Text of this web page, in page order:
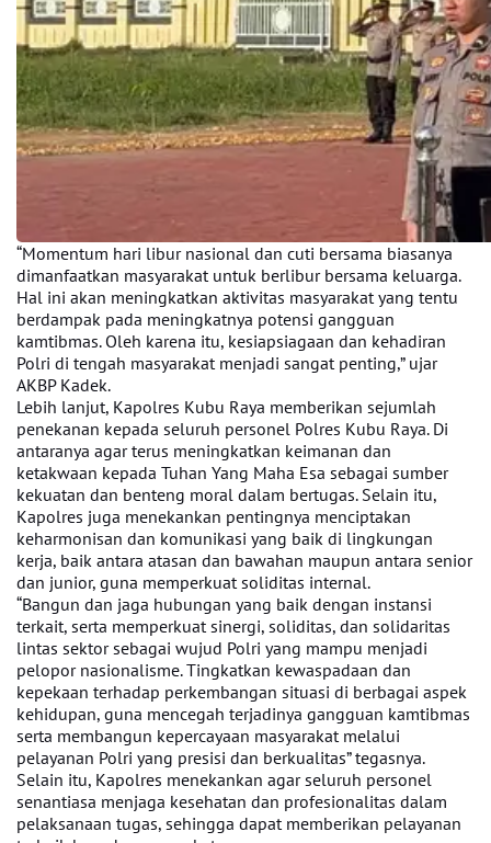
“Momentum hari libur nasional dan cuti bersama biasanya
dimanfaatkan masyarakat untuk berlibur bersama keluarga.
Hal ini akan meningkatkan aktivitas masyarakat yang tentu
berdampak pada meningkatnya potensi gangguan
kamtibmas. Oleh karena itu, kesiapsiagaan dan kehadiran
Polri di tengah masyarakat menjadi sangat penting,” ujar
AKBP Kadek.
Lebih lanjut, Kapolres Kubu Raya memberikan sejumlah
penekanan kepada seluruh personel Polres Kubu Raya. Di
antaranya agar terus meningkatkan keimanan dan
ketakwaan kepada Tuhan Yang Maha Esa sebagai sumber
kekuatan dan benteng moral dalam bertugas. Selain itu,
Kapolres juga menekankan pentingnya menciptakan
keharmonisan dan komunikasi yang baik di lingkungan
kerja, baik antara atasan dan bawahan maupun antara senior
dan junior, guna memperkuat soliditas internal.
“Bangun dan jaga hubungan yang baik dengan instansi
terkait, serta memperkuat sinergi, soliditas, dan solidaritas
lintas sektor sebagai wujud Polri yang mampu menjadi
pelopor nasionalisme. Tingkatkan kewaspadaan dan
kepekaan terhadap perkembangan situasi di berbagai aspek
kehidupan, guna mencegah terjadinya gangguan kamtibmas
serta membangun kepercayaan masyarakat melalui
pelayanan Polri yang presisi dan berkualitas” tegasnya.
Selain itu, Kapolres menekankan agar seluruh personel
senantiasa menjaga kesehatan dan profesionalitas dalam
pelaksanaan tugas, sehingga dapat memberikan pelayanan